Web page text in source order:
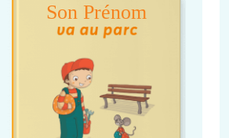
Son Prénom